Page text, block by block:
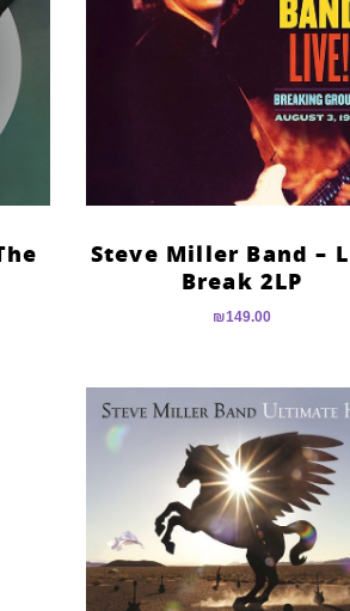
Steve Miller Band –
Break 2LP
₪149.00